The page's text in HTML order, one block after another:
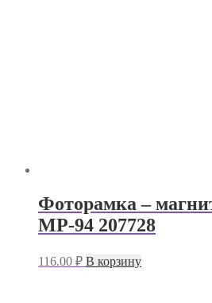
Фоторамка –
MP-94 207728
116.00 ₽ В корзину